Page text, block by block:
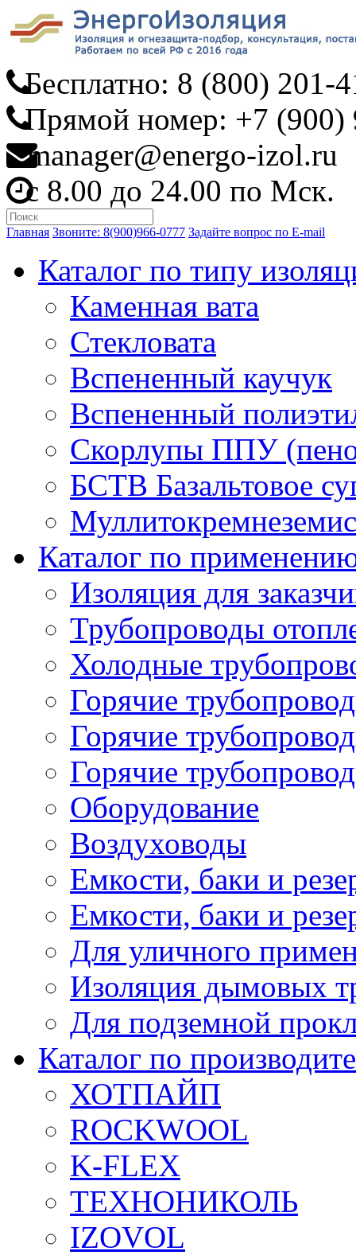
Бесплатно: 8 (800) 201-
Прямой номер: +7 (900)
manager@energo-izol.ru
с 8.00 до 24.00 по Мск.
Главная Звоните: 8(900)966-0777 Задайте вопрос по E-mail
Каталог по типу
Каменная вата
Стекловата
Вспененный каучук
Вспененный
Скорлупы ППУ
БСТВ Базальтовое
Каталог по
Изоляция для
Трубопроводы
Холодные
Горячие
Горячие
Горячие
Оборудование
Воздуховоды
Емкости, баки и
Емкости, баки и
Для уличного
Изоляция дымовых
Для подземной
Каталог по
ХОТПАЙП
ROCKWOOL
K-FLEX
ТЕХНОНИКОЛЬ
IZOVOL